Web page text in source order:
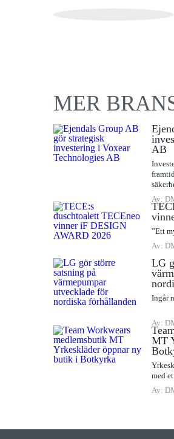
MER
AB
Av:
”Ett
Av:
LG
Ingår
Av:
MT
med
Av: